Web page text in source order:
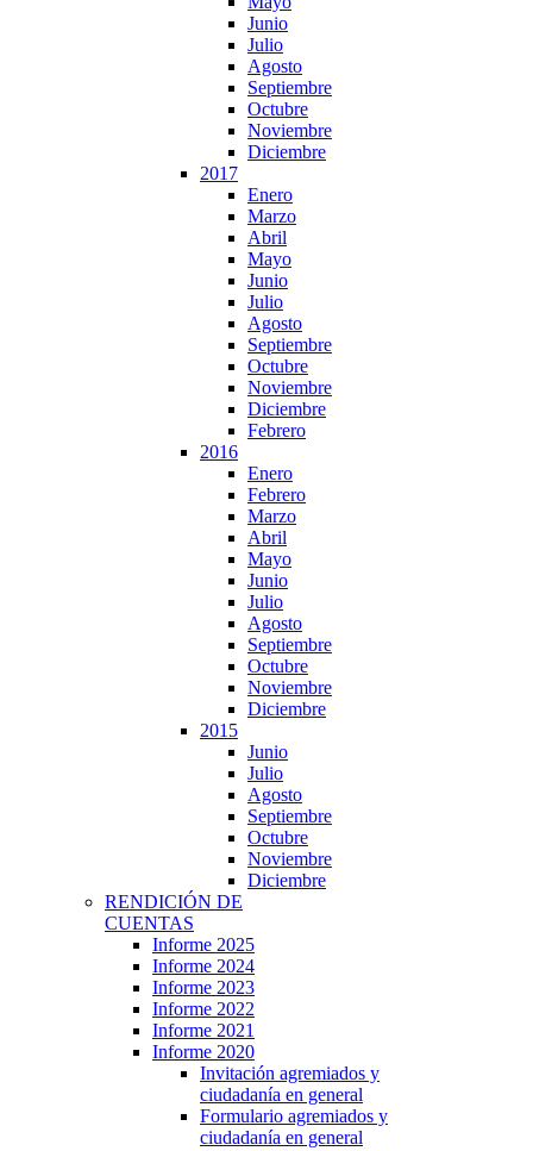
Junio
Julio
Agosto
Septiembre
Octubre
Noviembre
Diciembre
2017
Enero
Marzo
Abril
Mayo
Junio
Julio
Agosto
Septiembre
Octubre
Noviembre
Diciembre
Febrero
2016
Enero
Febrero
Marzo
Abril
Mayo
Junio
Julio
Agosto
Septiembre
Octubre
Noviembre
Diciembre
2015
Junio
Julio
Agosto
Septiembre
Octubre
Noviembre
Diciembre
RENDICIÓN DE
CUENTAS
Informe 2025
Informe 2024
Informe 2023
Informe 2022
Informe 2021
Informe 2020
Invitación agremiados y
ciudadanía en general
Formulario agremiados y
ciudadanía en general